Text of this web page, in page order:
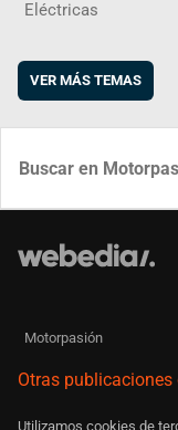
Eléctricas
VER MÁS TEMAS
Motorpasión
Otras publicaciones
Utilizamos cookies de